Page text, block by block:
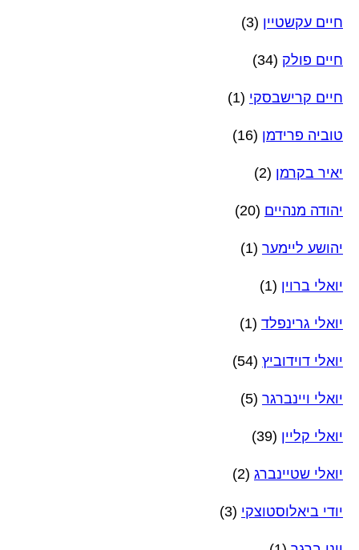
חיים עקשטיין (3)
חיים פולק (34)
חיים קרישבסקי (1)
טוביה פרידמן (16)
יאיר בקרמן (2)
יהודה מנהיים (20)
יהושע ליימער (1)
יואלי ברוין (1)
יואלי גרינפלד (1)
יואלי דוידוביץ (54)
יואלי ויינברגר (5)
יואלי קליין (39)
יואלי שטיינברג (2)
יודי ביאלוסטוצקי (3)